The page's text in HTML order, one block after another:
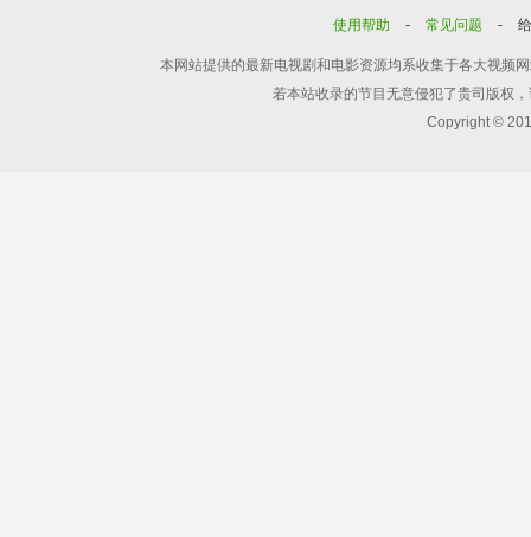
使用帮助 - 常见问题 -
本网站提供的最新电视剧和电影资源均系收集于各大视频
若本站收录的节目无意侵犯了贵司版权
Copyright ©